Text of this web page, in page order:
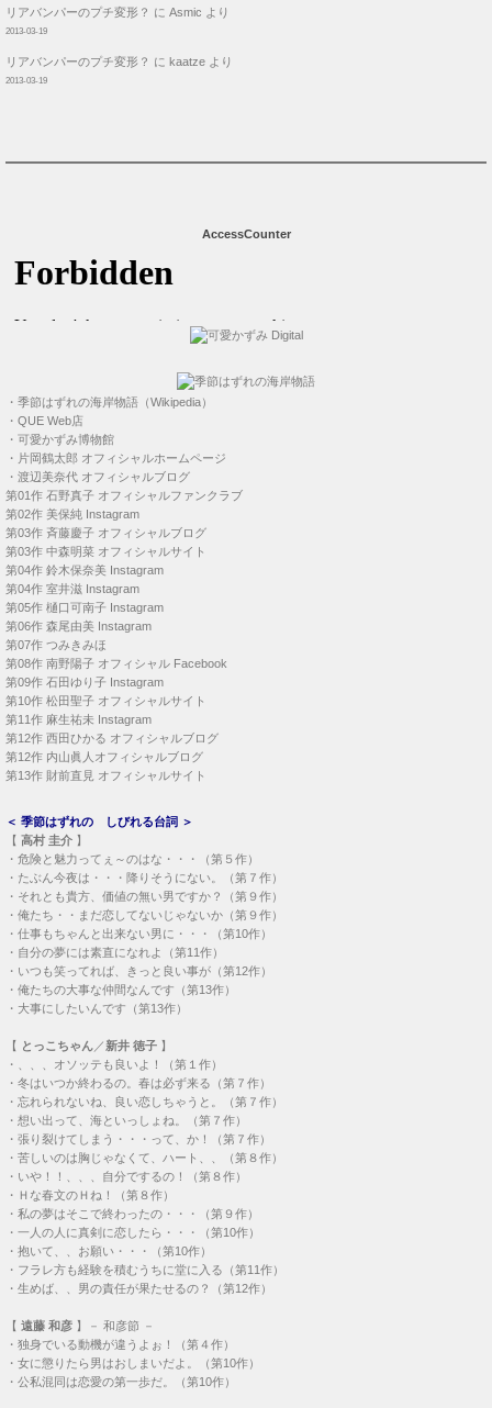
リアバンパーのプチ変形？ に Asmic より
2013-03-19
リアバンパーのプチ変形？ に kaatze より
2013-03-19
AccessCounter
・ 季節はずれの海岸物語（Wikipedia）
・ QUE Web店
・ 可愛かずみ博物館
・ 片岡鶴太郎 オフィシャルホームページ
・ 渡辺美奈代 オフィシャルブログ
第01作 石野真子 オフィシャルファンクラブ
第02作 美保純 Instagram
第03作 斉藤慶子 オフィシャルブログ
第03作 中森明菜 オフィシャルサイト
第04作 鈴木保奈美 Instagram
第04作 室井滋 Instagram
第05作 樋口可南子 Instagram
第06作 森尾由美 Instagram
第07作 つみきみほ
第08作 南野陽子 オフィシャル Facebook
第09作 石田ゆり子 Instagram
第10作 松田聖子 オフィシャルサイト
第11作 麻生祐未 Instagram
第12作 西田ひかる オフィシャルブログ
第12作 内山眞人オフィシャルブログ
第13作 財前直見 オフィシャルサイト
＜ 季節はずれの しびれる台詞 ＞
【 高村 圭介 】
・ 危険と魅力ってぇ～のはな・・・（第５作）
・ たぶん今夜は・・・降りそうにない。（第７作）
・ それとも貴方、価値の無い男ですか？（第９作）
・ 俺たち・・まだ恋してないじゃないか（第９作）
・ 仕事もちゃんと出来ない男に・・・（第10作）
・ 自分の夢には素直になれよ（第11作）
・ いつも笑ってれば、きっと良い事が（第12作）
・ 俺たちの大事な仲間なんです（第13作）
・ 大事にしたいんです（第13作）
【 とっこちゃん／新井 徳子 】
・ 、、、オソッテも良いよ！（第１作）
・ 冬はいつか終わるの。春は必ず来る（第７作）
・ 忘れられないね、良い恋しちゃうと。（第７作）
・ 想い出って、海といっしょね。（第７作）
・ 張り裂けてしまう・・・って、か！（第７作）
・ 苦しいのは胸じゃなくて、ハート、、（第８作）
・ いや！！、、、自分でするの！（第８作）
・ Ｈな春文のＨね！（第８作）
・ 私の夢はそこで終わったの・・・（第９作）
・ 一人の人に真剣に恋したら・・・（第10作）
・ 抱いて、、お願い・・・（第10作）
・ フラレ方も経験を積むうちに堂に入る（第11作）
・ 生めば、、男の責任が果たせるの？（第12作）
【 遠藤 和彦 】－ 和彦節 －
・ 独身でいる動機が違うよぉ！（第４作）
・ 女に懲りたら男はおしまいだよ。（第10作）
・ 公私混同は恋愛の第一歩だ。（第10作）